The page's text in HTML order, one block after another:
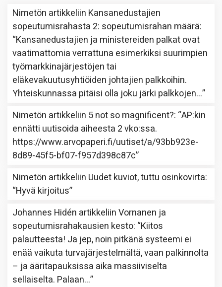
Nimetön artikkeliin Kansanedustajien
sopeutumisrahasta 2: sopeutumisrahan määrä:
“Kansanedustajien ja ministereiden palkat ovat
vaatimattomia verrattuna esimerkiksi suurimpien
työmarkkinajärjestöjen tai
eläkevakuutusyhtiöiden johtajien palkkoihin.
Yhteiskunnassa pitäisi olla joku järki palkkojen…”
Nimetön artikkeliin 5 not so magnificent?: “AP:kin
ennätti uutisoida aiheesta 2 vko:ssa.
https://www.arvopaperi.fi/uutiset/a/93bb923e-
8d89-45f5-bf07-f957d398c87c”
Nimetön artikkeliin Uudet kuviot, tuttu osinkovirta:
“Hyvä kirjoitus”
Johannes Hidén artikkeliinVornanen ja
sopeutumisrahakausien kesto: “Kiitos
palautteesta! Ja jep, noin pitkänä systeemi ei
enää vaikuta turvajärjestelmältä, vaan palkinnolta
– ja ääritapauksissa aika massiiviselta
sellaiselta. Palaan…”